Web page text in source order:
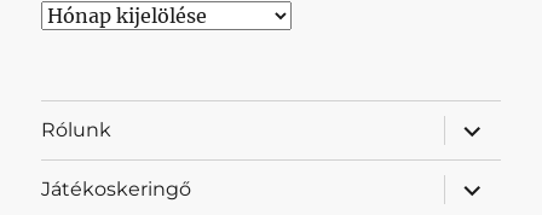
Archívum
Rólunk
almenü
Játékoskeringő
almenü